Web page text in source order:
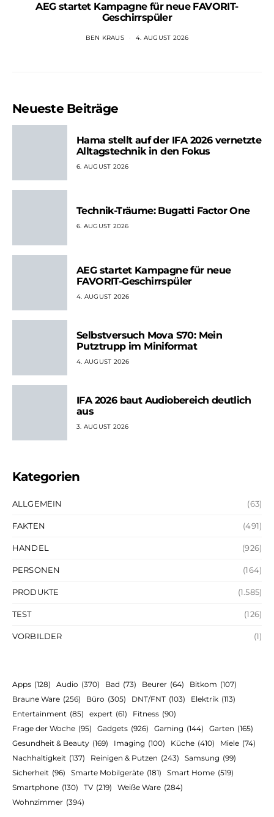
AEG startet Kampagne für neue FAVORIT-
Geschirrspüler
BEN KRAUS 4. AUGUST 2026
Neueste Beiträge
Hama stellt auf der IFA 2026 vernetzte
Alltagstechnik in den Fokus
6. AUGUST 2026
Technik-Träume: Bugatti Factor One
6. AUGUST 2026
AEG startet Kampagne für neue
FAVORIT-Geschirrspüler
4. AUGUST 2026
Selbstversuch Mova S70: Mein
Putztrupp im Miniformat
4. AUGUST 2026
IFA 2026 baut Audiobereich deutlich
aus
3. AUGUST 2026
Kategorien
ALLGEMEIN (63)
FAKTEN (491)
HANDEL (926)
PERSONEN (164)
PRODUKTE (1.585)
TEST (126)
VORBILDER (1)
Apps (128) Audio (370) Bad (73) Beurer (64) Bitkom (107)
Braune Ware (256) Büro (305) DNT/FNT (103) Elektrik (113)
Entertainment (85) expert (61) Fitness (90)
Frage der Woche (95) Gadgets (926) Gaming (144) Garten (165)
Gesundheit & Beauty (169) Imaging (100) Küche (410) Miele (74)
Nachhaltigkeit (137) Reinigen & Putzen (243) Samsung (99)
Sicherheit (96) Smarte Mobilgeräte (181) Smart Home (519)
Smartphone (130) TV (219) Weiße Ware (284)
Wohnzimmer (394)